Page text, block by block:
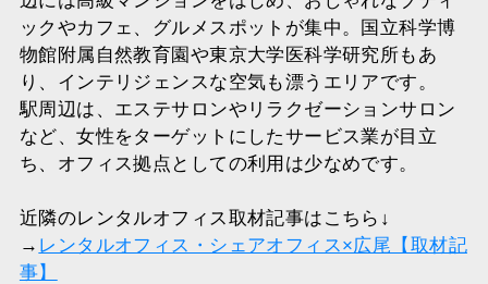
ックやカフェ、グルメスポットが集中。国立科学博
物館附属自然教育園や東京大学医科学研究所もあ
り、インテリジェンスな空気も漂うエリアです。
駅周辺は、エステサロンやリラクゼーションサロン
など、女性をターゲットにしたサービス業が目立
ち、オフィス拠点としての利用は少なめです。
近隣のレンタルオフィス取材記事はこちら↓
→ レンタルオフィス・シェアオフィス×広尾【取材記
事】